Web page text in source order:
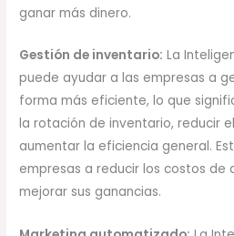
ganar más dinero.
Gestión de inventario: La
puede ayudar a las empresas a
forma más eficiente, lo que
la rotación de inventario, reducir
aumentar la eficiencia general.
empresas a reducir los costos de
mejorar sus ganancias.